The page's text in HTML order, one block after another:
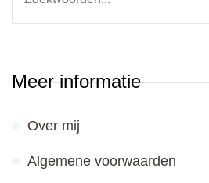
Meer informatie
Over mij
Algemene voorwaarden